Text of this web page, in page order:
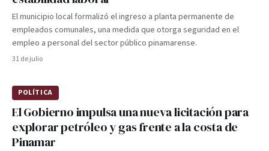
El municipio local formalizó el ingreso a planta permanente de
empleados comunales, una medida que otorga seguridad en el
empleo a personal del sector público pinamarense.
31 de julio
POLÍTICA
El Gobierno impulsa una nueva licitación para
explorar petróleo y gas frente a la costa de
Pinamar